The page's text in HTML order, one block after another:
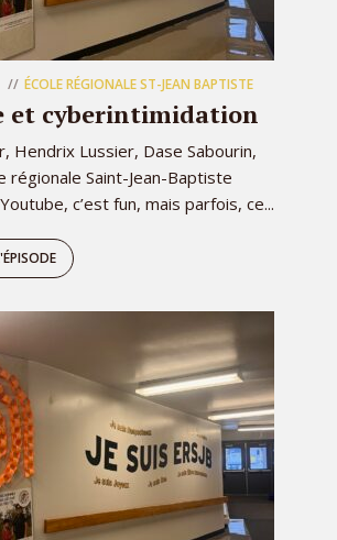
ÉCOLE RÉGIONALE ST-JEAN BAPTISTE
et cyberintimidation
Hendrix Lussier, Dase Sabourin,
régionale Saint-Jean-Baptiste
c’est fun, mais parfois, ce...